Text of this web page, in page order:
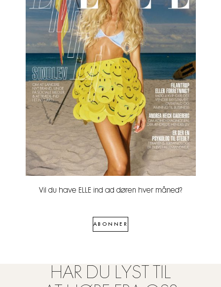
Vil du have ELLE ind ad døren hver måned?
ABONNER
HAR DU LYST TIL